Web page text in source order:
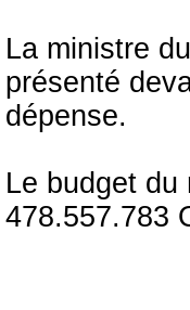
La ministre
présenté
dépense.
Le budget du
478.557.783